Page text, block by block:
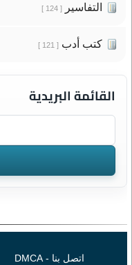
التفاسير[ 124 ]
كتب أدب[ 121 ]
القائمة البريدية
اتصل بنا - DMCA